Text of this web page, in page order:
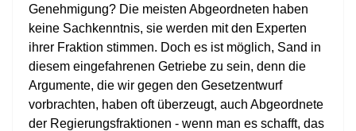
Genehmigung? Die meisten Abgeordneten haben
keine Sachkenntnis, sie werden mit den Experten
ihrer Fraktion stimmen. Doch es ist möglich, Sand in
diesem eingefahrenen Getriebe zu sein, denn die
Argumente, die wir gegen den Gesetzentwurf
vorbrachten, haben oft überzeugt, auch Abgeordnete
der Regierungsfraktionen - wenn man es schafft, das